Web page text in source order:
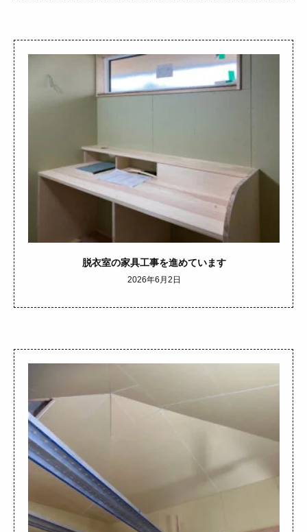
脱衣室の家具工事を進めています
2026年6月2日